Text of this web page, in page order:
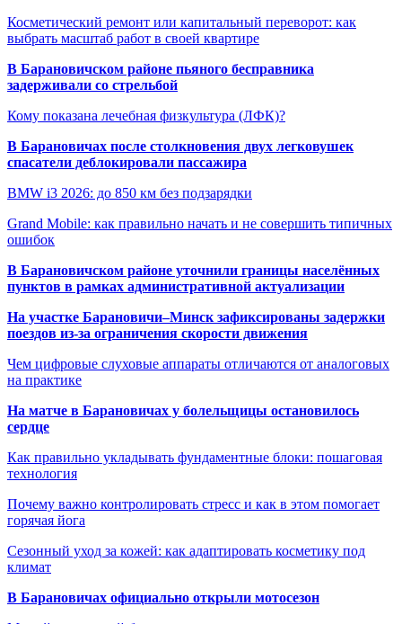
Косметический ремонт или капитальный переворот: как
выбрать масштаб работ в своей квартире
В Барановичском районе пьяного бесправника
задерживали со стрельбой
Кому показана лечебная физкультура (ЛФК)?
В Барановичах после столкновения двух легковушек
спасатели деблокировали пассажира
BMW i3 2026: до 850 км без подзарядки
Grand Mobile: как правильно начать и не совершить типичных
ошибок
В Барановичском районе уточнили границы населённых
пунктов в рамках административной актуализации
На участке Барановичи–Минск зафиксированы задержки
поездов из-за ограничения скорости движения
Чем цифровые слуховые аппараты отличаются от аналоговых
на практике
На матче в Барановичах у болельщицы остановилось
сердце
Как правильно укладывать фундаментные блоки: пошаговая
технология
Почему важно контролировать стресс и как в этом помогает
горячая йога
Сезонный уход за кожей: как адаптировать косметику под
климат
В Барановичах официально открыли мотосезон